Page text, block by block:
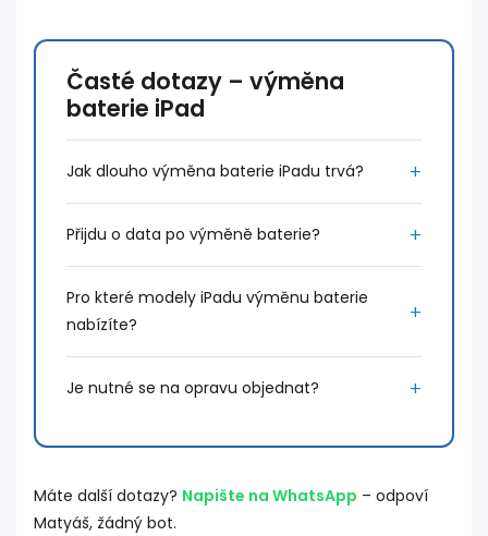
Časté dotazy – výměna
baterie iPad
Jak dlouho výměna baterie iPadu trvá?
Přijdu o data po výměně baterie?
Pro které modely iPadu výměnu baterie
nabízíte?
Je nutné se na opravu objednat?
Máte další dotazy? Napište na WhatsApp – odpoví
Matyáš, žádný bot.